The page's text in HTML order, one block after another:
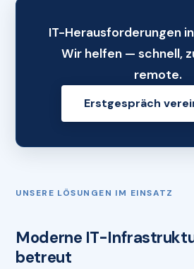
IT-Herausforderungen
Wir helfen — schnell,
remote.
Erstgespräch
UNSERE LÖSUNGEN IM EINSATZ
Moderne IT-
betreut